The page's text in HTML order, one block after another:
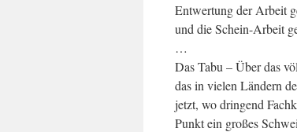
Entwertung der Arbeit
und die Schein-Arbeit
…
Das Tabu – Über das
das in vielen Ländern
jetzt, wo dringend
Punkt ein großes